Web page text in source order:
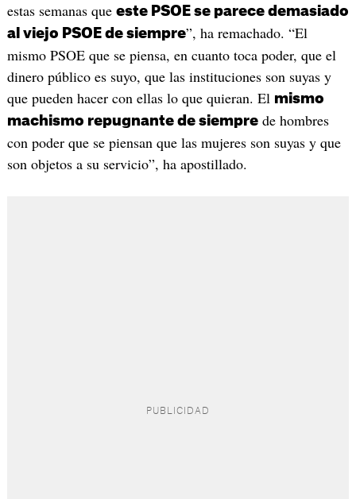
estas semanas que este PSOE se parece demasiado
al viejo PSOE de siempre”, ha remachado. “El
mismo PSOE que se piensa, en cuanto toca poder, que el
dinero público es suyo, que las instituciones son suyas y
que pueden hacer con ellas lo que quieran. El mismo
machismo repugnante de siemprede hombres
con poder que se piensan que las mujeres son suyas y que
son objetos a su servicio”, ha apostillado.